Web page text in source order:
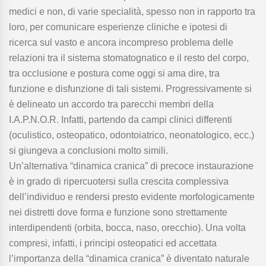
medici e non, di varie specialità, spesso non in rapporto tra
loro, per comunicare esperienze cliniche e ipotesi di
ricerca sul vasto e ancora incompreso problema delle
relazioni tra il sistema stomatognatico e il resto del corpo,
tra occlusione e postura come oggi si ama dire, tra
funzione e disfunzione di tali sistemi. Progressivamente si
è delineato un accordo tra parecchi membri della
I.A.P.N.O.R. Infatti, partendo da campi clinici differenti
(oculistico, osteopatico, odontoiatrico, neonatologico, ecc.)
si giungeva a conclusioni molto simili.
Un’alternativa “dinamica cranica” di precoce instaurazione
è in grado di ripercuotersi sulla crescita complessiva
dell’individuo e rendersi presto evidente morfologicamente
nei distretti dove forma e funzione sono strettamente
interdipendenti (orbita, bocca, naso, orecchio). Una volta
compresi, infatti, i principi osteopatici ed accettata
l’importanza della “dinamica cranica” è diventato naturale